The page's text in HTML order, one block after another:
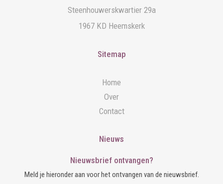
Steenhouwerskwartier 29a
1967 KD Heemskerk
Sitemap
Home
Over
Contact
Nieuws
Nieuwsbrief ontvangen?
Meld je hieronder aan voor het ontvangen van de nieuwsbrief.